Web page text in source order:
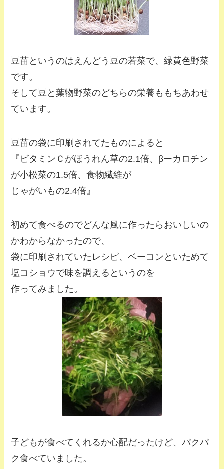
豆苗というのはえんどう豆の若菜で、緑黄色野菜
です。
そして豆と葉物野菜のどちらの栄養ももちあわせ
ています。
豆苗の袋に印刷されてたものによると
『ビタミンＣがほうれん草の2.1倍、βーカロチン
が小松菜の1.5倍、食物繊維が
じゃがいもの2.4倍』
初めて食べるのでどんな風に作ったらおいしいの
かわからなかったので、
袋に印刷されていたレシピ、ベーコンといためて
塩コショウで味を調えるというのを
作ってみました。
子どもが食べてくれるか心配だったけど、パクパ
ク食べていました。